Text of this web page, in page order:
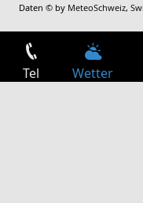
Daten © by MeteoSchweiz,
Tel Wetter